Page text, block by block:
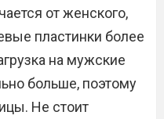
от женского,
пластинки более
на мужские
больше, поэтому
Не стоит